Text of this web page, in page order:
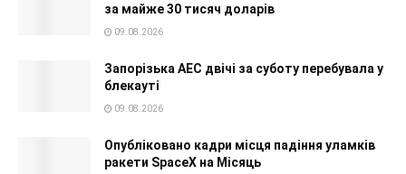
за майже 30 тисяч доларів
09.08.2026
Запорізька АЕС двічі за суботу перебувала у
блекауті
09.08.2026
Опубліковано кадри місця падіння уламків
ракети SpaceX на Місяць